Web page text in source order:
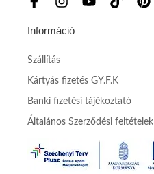
Információ
Szállítás
Kártyás fizetés GY.F.K
Banki fizetési tájékoztató
Általános Szerződési feltételek